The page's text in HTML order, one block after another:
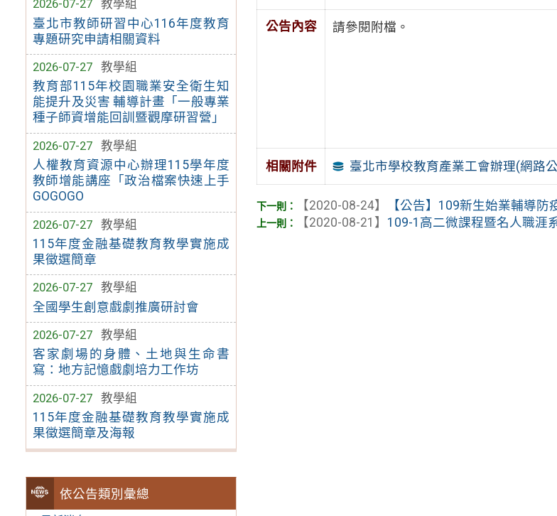
2026-07-27
教學組
臺北市教師研習中心116年度教育
專題研究申請相關資料
2026-07-27
教學組
教育部115年校園職業安全衛生知
能提升及災害 輔導計畫「一般專業
種子師資增能回訓暨觀摩研習營」
2026-07-27
教學組
人權教育資源中心辦理115學年度
教師增能講座「政治檔案快速上手
GOGOGO
2026-07-27
教學組
115年度金融基礎教育教學實施成
果徵選簡章
2026-07-27
教學組
全國學生創意戲劇推廣研討會
2026-07-27
教學組
客家劇場的身體、土地與生命書
寫：地方記憶戲劇培力工作坊
2026-07-27
教學組
115年度金融基礎教育教學實施成
果徵選簡章及海報
依公告類別彙總
公告內容 請參閱附檔。
相關附件 臺北市學校教育產業工會辦理(網路
【2020-08-24】
【公告】109新生始業輔導防
【2020-08-21】 109-1高二微課程暨名人職涯